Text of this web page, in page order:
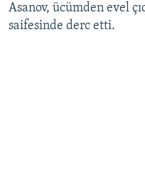
Asanov, ücümden evel
saifesinde derc etti.